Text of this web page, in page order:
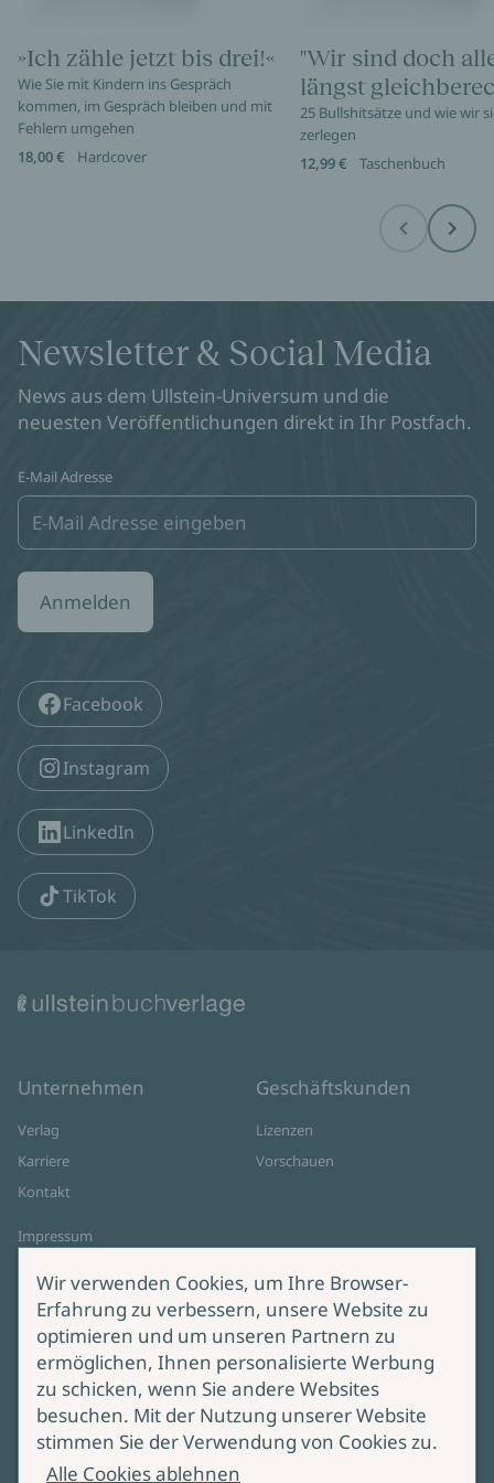
Zum Event
Alexandra Zykunov in Münster
Am Mittelhafen 42, B-Side
Alexandra Zykunov in Norden
Zum Event
»Ich zähle jetzt bis drei!«
Wie Sie mit Kindern ins Gespräch
kommen, im Gespräch bleiben und mit
Fehlern umgehen
18,00 €
Hardcover
"Wir sind doch
längst
25 Bullshitsätze und wie wir
zerlegen
12,99 €
Taschenbuch
Before Next
Newsletter & Social Media
News aus dem Ullstein-Universum und die
neuesten Veröffentlichungen direkt in Ihr Postfach.
E-Mail Adresse
Anmelden
Facebook
Instagram
LinkedIn
TikTok
Unternehmen
Verlag
Karriere
Kontakt
Impressum
Cookie-Einstellungen
AGB Online Shop
Geschäftskunden
Lizenzen
Vorschauen
Service
Lieferung & Versand
Produktsicherheit
Bei Fragen zur Produktsicherheit
wenden Sie sich bitte an
Wir verwenden Cookies, um Ihre Browser-
Erfahrung zu verbessern, unsere Website zu
optimieren und um unseren Partnern zu
ermöglichen, Ihnen personalisierte Werbung
zu schicken, wenn Sie andere Websites
besuchen. Mit der Nutzung unserer Website
stimmen Sie der Verwendung von Cookies zu.
Alle Cookies ablehnen